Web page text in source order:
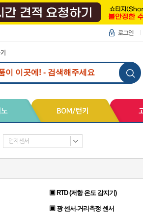
먼지 센서
▣ RTD (저항 온도 감지기)
▣ 광 센서-거리측정 센서